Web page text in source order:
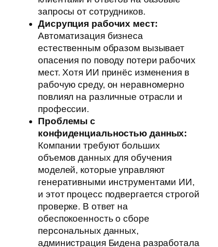
запросы от сотрудников.
Дисрупция рабочих мест:
Автоматизация бизнеса
естественным образом вызывает
опасения по поводу потери рабочих
мест. Хотя ИИ принёс изменения в
рабочую среду, он неравномерно
повлиял на различные отрасли и
профессии.
Проблемы с
конфиденциальностью данных:
Компании требуют больших
объемов данных для обучения
моделей, которые управляют
генеративными инструментами ИИ,
и этот процесс подвергается строгой
проверке. В ответ на
обеспокоенность о сборе
персональных данных,
администрация Бидена разработала